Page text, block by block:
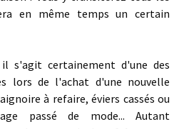
en même temps un certain
s'agit certainement d'une des
lors de l'achat d'une nouvelle
à refaire, éviers cassés ou
passé de mode... Autant